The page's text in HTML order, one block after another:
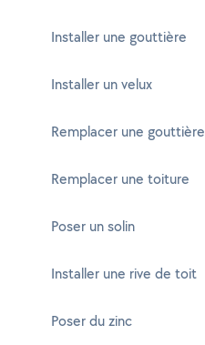
Installer une gouttière
Installer un velux
Remplacer une gouttière
Remplacer une toiture
Poser un solin
Installer une rive de toit
Poser du zinc